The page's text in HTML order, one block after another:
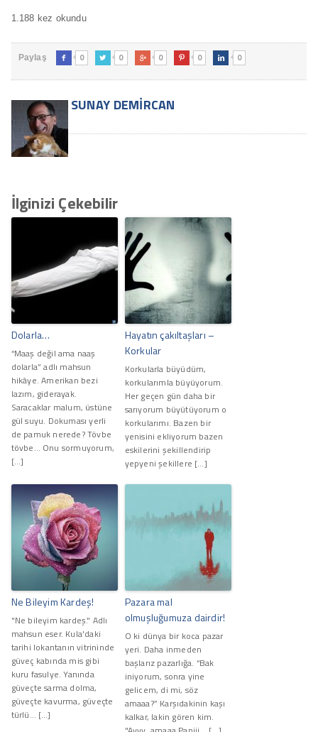
1.188 kez okundu
Paylaş  0  0  0  0  0
SUNAY DEMIRCAN
İlginizi Çekebilir
Dolarla…
“Maaş değil ama naaş
dolarla” adlı mahsun
hikâye. Amerikan bezi
lazım, giderayak.
Saracaklar malum, üstüne
gül suyu. Dokuması yerli
de pamuk nerede? Tövbe
tövbe… Onu sormuyorum,
[…]
Hayatın çakıltaşları –
Korkular
Korkularla büyüdüm,
korkularımla büyüyorum.
Her geçen gün daha bir
sarıyorum büyütüyorum o
korkularımı. Bazen bir
yenisini ekliyorum bazen
eskilerini şekillendirip
yepyeni şekillere […]
Ne Bileyim Kardeş!
"Ne bileyim kardeş." Adlı
mahsun eser. Kula'daki
tarihi lokantanın vitrininde
güveç kabında mis gibi
kuru fasulye. Yanında
güveçte sarma dolma,
güveçte kavurma, güveçte
türlü… […]
Pazara mal
olmuşluğumuza dairdir!
O ki dünya bir koca pazar
yeri. Daha inmeden
başlarız pazarlığa. “Bak
iniyorum, sonra yine
gelicem, di mi, söz
amaaa?” Karşıdakinin kaşı
kalkar, lakin gören kim.